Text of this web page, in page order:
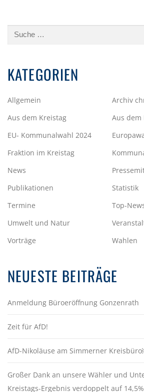
Suche
KATEGORIEN
Allgemein
Archiv
Aus dem Kreistag
Aus dem
EU- Kommunalwahl 2024
Fraktion im Kreistag
News
Publikationen
Statistik
Termine
Top-
Umwelt und Natur
Vorträge
Wahlen
NEUESTE BEITRÄGE
Anmeldung Büroeröffnung Gonzenrath
Zeit für AfD!
AfD-Nikoläuse am Simmerner
Großer Dank an unsere Wähler und
Kreistags-Ergebnis verdoppelt auf